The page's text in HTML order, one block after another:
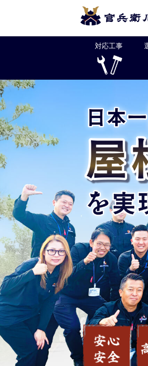
官兵衛ルーフは
対応工事